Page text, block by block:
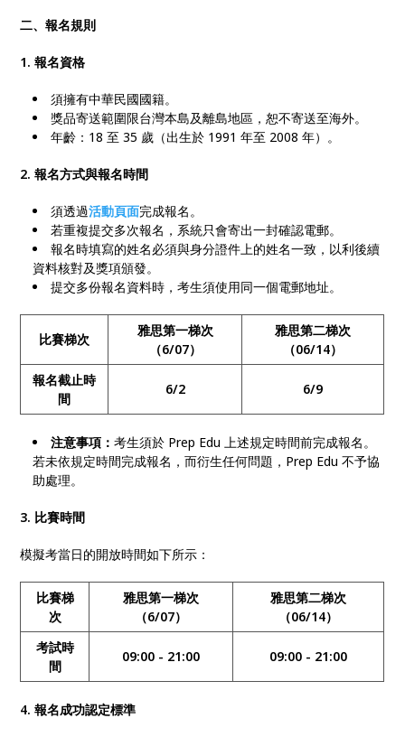
二、報名規則
1. 報名資格
須擁有中華民國國籍。
獎品寄送範圍限台灣本島及離島地區，恕不寄送至海外。
年齡：18 至 35 歲（出生於 1991 年至 2008 年）。
2. 報名方式與報名時間
須透過活動頁面完成報名。
若重複提交多次報名，系統只會寄出一封確認電郵。
報名時填寫的姓名必須與身分證件上的姓名一致，以利後續
資料核對及獎項頒發。
提交多份報名資料時，考生須使用同一個電郵地址。
比賽梯次
雅思第一梯次
（6/07）
雅思第二梯次
（06/14）
報名截止時
間
6/2 6/9
注意事項：考生須於 Prep Edu 上述規定時間前完成報名。
若未依規定時間完成報名，而衍生任何問題，Prep Edu 不予協
助處理。
3. 比賽時間
模擬考當日的開放時間如下所示：
比賽梯
次
雅思第一梯次
（6/07）
雅思第二梯次
（06/14）
考試時
間
09:00 - 21:00 09:00 - 21:00
4. 報名成功認定標準